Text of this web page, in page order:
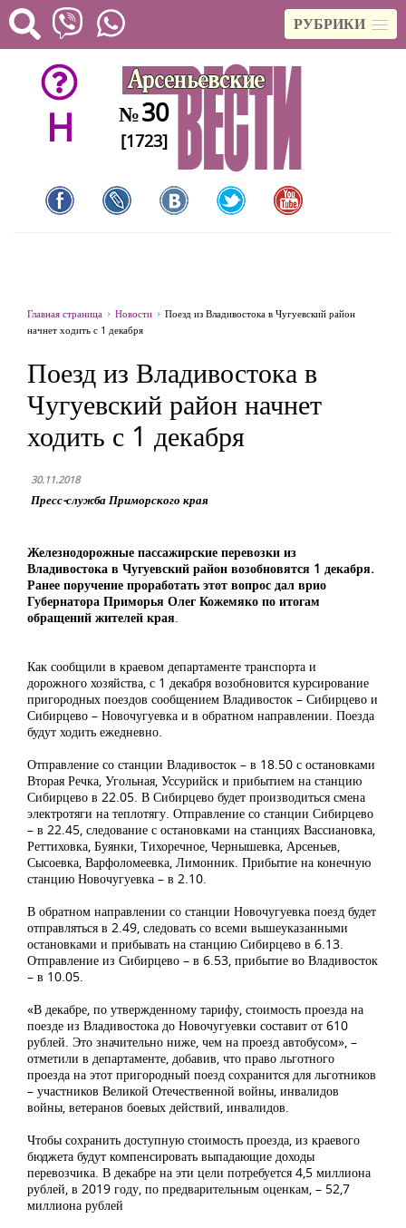
РУБРИКИ
H №30
[1723]
Главная страница Новости
Поезд из Владивостока в Чугуевский район
начнет ходить с 1 декабря
Поезд из Владивостока в
Чугуевский район начнет
ходить с 1 декабря
30.11.2018
Пресс-служба Приморского края
Железнодорожные пассажирские перевозки из
Владивостока в Чугуевский район возобновятся 1 декабря.
Ранее поручение проработать этот вопрос дал врио
Губернатора Приморья Олег Кожемяко по итогам
обращений жителей края.
Как сообщили в краевом департаменте транспорта и
дорожного хозяйства, с 1 декабря возобновится курсирование
пригородных поездов сообщением Владивосток – Сибирцево и
Сибирцево – Новочугуевка и в обратном направлении. Поезда
будут ходить ежедневно.
Отправление со станции Владивосток – в 18.50 с остановками
Вторая Речка, Угольная, Уссурийск и прибытием на станцию
Сибирцево в 22.05. В Сибирцево будет производиться смена
электротяги на теплотягу. Отправление со станции Сибирцево
– в 22.45, следование с остановками на станциях Вассиановка,
Реттиховка, Буянки, Тихоречное, Чернышевка, Арсеньев,
Сысоевка, Варфоломеевка, Лимонник. Прибытие на конечную
станцию Новочугуевка – в 2.10.
В обратном направлении со станции Новочугуевка поезд будет
отправляться в 2.49, следовать со всеми вышеуказанными
остановками и прибывать на станцию Сибирцево в 6.13.
Отправление из Сибирцево – в 6.53, прибытие во Владивосток
– в 10.05.
«В декабре, по утвержденному тарифу, стоимость проезда на
поезде из Владивостока до Новочугуевки составит от 610
рублей. Это значительно ниже, чем на проезд автобусом», –
отметили в департаменте, добавив, что право льготного
проезда на этот пригородный поезд сохранится для льготников
– участников Великой Отечественной войны, инвалидов
войны, ветеранов боевых действий, инвалидов.
Чтобы сохранить доступную стоимость проезда, из краевого
бюджета будут компенсировать выпадающие доходы
перевозчика. В декабре на эти цели потребуется 4,5 миллиона
рублей, в 2019 году, по предварительным оценкам, – 52,7
миллиона рублей